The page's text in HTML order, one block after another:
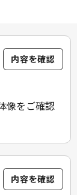
内容を確認
像をご確認
内容を確認